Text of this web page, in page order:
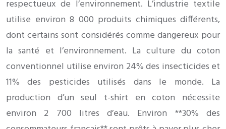
respectueux de l’environnement. L’industrie textile
utilise environ 8 000 produits chimiques différents,
dont certains sont considérés comme dangereux pour
la santé et l’environnement. La culture du coton
conventionnel utilise environ 24% des insecticides et
11% des pesticides utilisés dans le monde. La
production d’un seul t-shirt en coton nécessite
environ 2 700 litres d’eau. Environ **30% des